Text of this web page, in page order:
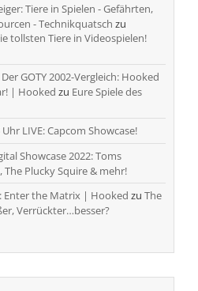
Tiere in Spielen - Gefährten,
- Technikquatsch zu
tollsten Tiere in Videospielen!
GOTY 2002-Vergleich: Hooked
| Hooked zu Eure Spiele des
LIVE: Capcom Showcase!
Showcase 2022: Toms
Plucky Squire & mehr!
Enter the Matrix | Hooked zu The
Verrückter…besser?